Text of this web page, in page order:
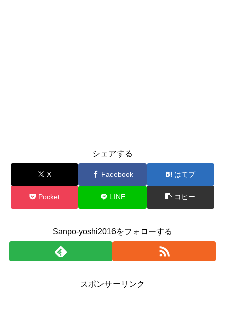
シェアする
X Facebook はてブ
Pocket LINE コピー
Sanpo-yoshi2016をフォローする
スポンサーリンク